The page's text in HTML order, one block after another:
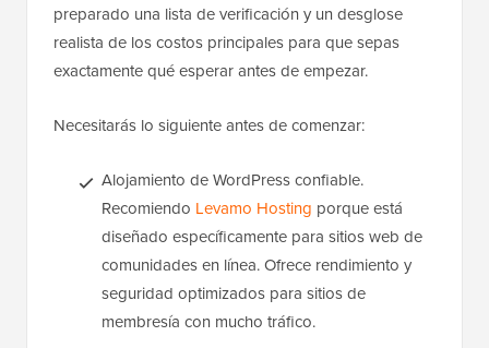
preparado una lista de verificación y un desglose
realista de los costos principales para que sepas
exactamente qué esperar antes de empezar.
Necesitarás lo siguiente antes de comenzar:
Alojamiento de WordPress confiable.
Recomiendo Levamo Hosting porque está
diseñado específicamente para sitios web de
comunidades en línea. Ofrece rendimiento y
seguridad optimizados para sitios de
membresía con mucho tráfico.